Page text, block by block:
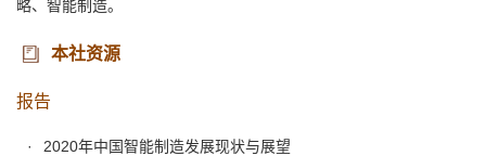
略、智能制造。
本社资源
报告
2020年中国智能制造发展现状与展望